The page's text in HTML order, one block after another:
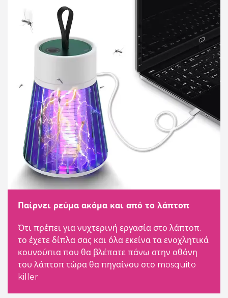
Παίρνει ρεύμα ακόμα και από το λάπτοπ
Ότι πρέπει για νυχτερινή εργασία στο λάπτοπ.
το έχετε δίπλα σας και όλα εκείνα τα ενοχλητικά
κουνούπια που θα βλέπατε πάνω στην οθόνη
του λάπτοπ τώρα θα πηγαίνου στο mosquito
killer